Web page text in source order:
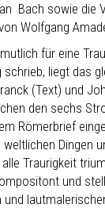
Bach sowie die
Wolfgang
für eine
schrieb, liegt das
(Text) und
den sechs
Römerbrief
Dingen
Traurigkeit
und